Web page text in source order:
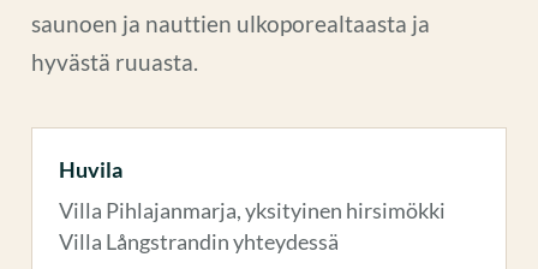
saunoen ja nauttien ulkoporealtaasta ja
hyvästä ruuasta.
Huvila
Villa Pihlajanmarja, yksityinen hirsimökki
Villa Långstrandin yhteydessä